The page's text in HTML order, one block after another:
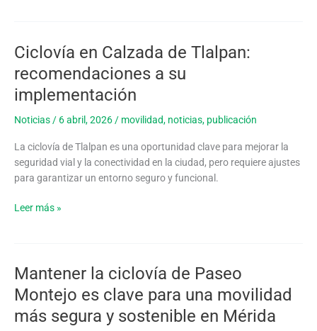
Ciclovía en Calzada de Tlalpan:
recomendaciones a su
implementación
Noticias/ 6 abril, 2026/ movilidad, noticias, publicación
La ciclovía de Tlalpan es una oportunidad clave para mejorar la
seguridad vial y la conectividad en la ciudad, pero requiere ajustes
para garantizar un entorno seguro y funcional.
Ciclovía
Calzada
de
recomendaciones
a
su
implementación
Leer más »
Mantener la ciclovía de Paseo
Montejo es clave para una movilidad
más segura y sostenible en Mérida
Mantener
ciclovía
de